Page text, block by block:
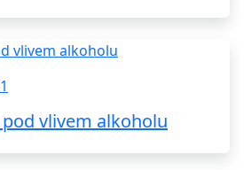
pod vlivem alkoholu